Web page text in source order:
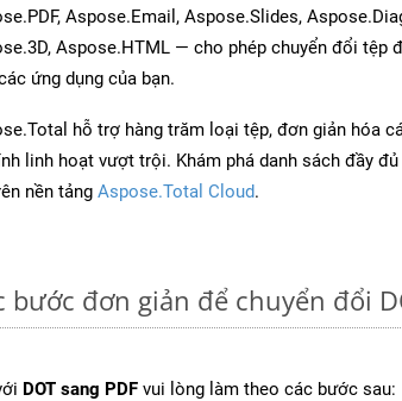
Aspose.Email, Aspose.Slides,
Aspose.HTML — cho phép chuyển đổi tệp
ứng dụng của bạn.
hỗ trợ hàng trăm loại tệp, đơn giản hóa
linh hoạt vượt trội. Khám phá danh sách đầy
nền tảng Aspose.Total Cloud.
bước đơn giản để chuyển đổi
DOT sang PDF vui lòng làm theo các bước sau: